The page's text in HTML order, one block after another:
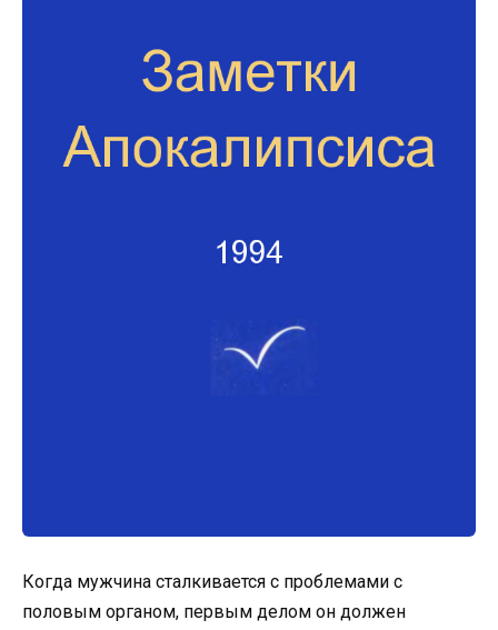
Когда мужчина сталкивается с проблемами с
половым органом, первым делом он должен